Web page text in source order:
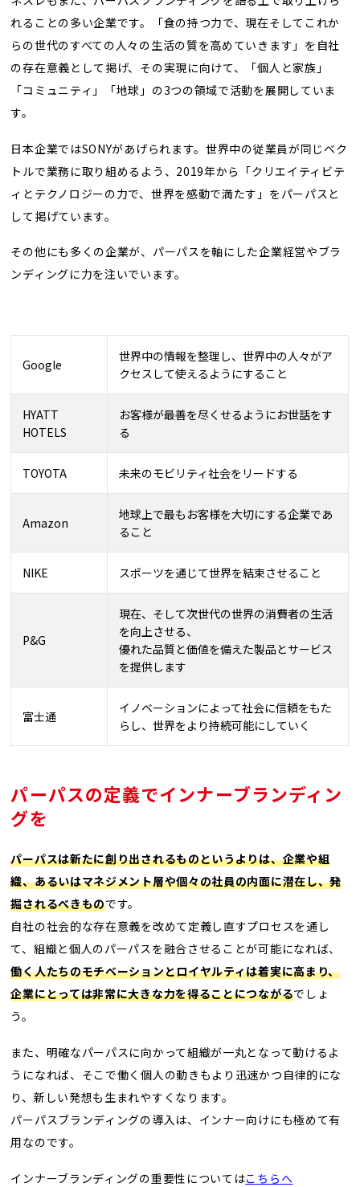
れることの多い企業です。「食の持つ力で、現在そしてこれか
らの世代のすべての人々の生活の質を高めていきます」を自社
の存在意義として掲げ、その実現に向けて、「個人と家族」
「コミュニティ」「地球」の3つの領域で活動を展開していま
す。
日本企業ではSONYがあげられます。世界中の従業員が同じベク
トルで業務に取り組めるよう、2019年から「クリエイティビテ
ィとテクノロジーの力で、世界を感動で満たす」をパーパスと
して掲げています。
その他にも多くの企業が、パーパスを軸にした企業経営やブラ
ンディングに力を注いでいます。
Google
世界中の情報を整理し、世界中の人々がア
クセスして使えるようにすること
HYATT
HOTELS
お客様が最善を尽くせるようにお世話をす
る
TOYOTA 未来のモビリティ社会をリードする
Amazon
地球上で最もお客様を大切にする企業であ
ること
NIKE スポーツを通じて世界を結束させること
P&G
現在、そして次世代の世界の消費者の生活
を向上させる、
優れた品質と価値を備えた製品とサービス
を提供します
富士通
イノベーションによって社会に信頼をもた
らし、世界をより持続可能にしていく
パーパスの定義でインナーブランディン
グを
パーパスは新たに創り出されるものというよりは、企業や組
織、あるいはマネジメント層や個々の社員の内面に潜在し、発
掘されるべきものです。
自社の社会的な存在意義を改めて定義し直すプロセスを通し
て、組織と個人のパーパスを融合させることが可能になれば、
働く人たちのモチベーションとロイヤルティは着実に高まり、
企業にとっては非常に大きな力を得ることにつながるでしょ
う。
また、明確なパーパスに向かって組織が一丸となって動けるよ
うになれば、そこで働く個人の動きもより迅速かつ自律的にな
り、新しい発想も生まれやすくなります。
パーパスブランディングの導入は、インナー向けにも極めて有
用なのです。
インナーブランディングの重要性についてはこちらへ